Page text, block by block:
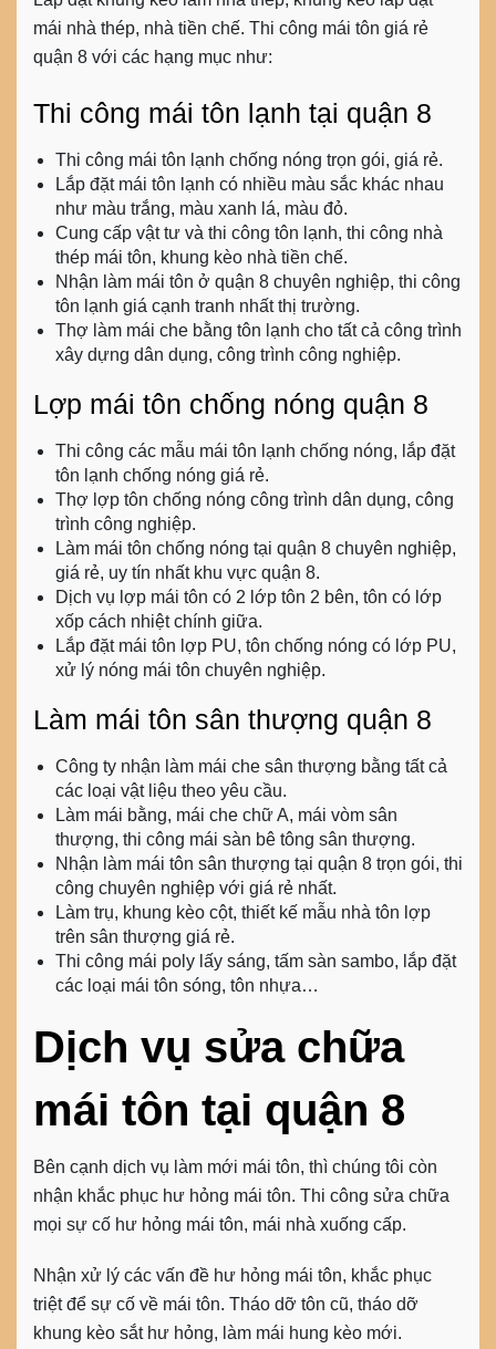
mái nhà thép, nhà tiền chế. Thi công mái tôn giá rẻ
quận 8 với các hạng mục như:
Thi công mái tôn lạnh tại quận 8
Thi công mái tôn lạnh chống nóng trọn gói, giá rẻ.
Lắp đặt mái tôn lạnh có nhiều màu sắc khác nhau
như màu trắng, màu xanh lá, màu đỏ.
Cung cấp vật tư và thi công tôn lạnh, thi công nhà
thép mái tôn, khung kèo nhà tiền chế.
Nhận làm mái tôn ở quận 8 chuyên nghiệp, thi công
tôn lạnh giá cạnh tranh nhất thị trường.
Thợ làm mái che bằng tôn lạnh cho tất cả công trình
xây dựng dân dụng, công trình công nghiệp.
Lợp mái tôn chống nóng quận 8
Thi công các mẫu mái tôn lạnh chống nóng, lắp đặt
tôn lạnh chống nóng giá rẻ.
Thợ lợp tôn chống nóng công trình dân dụng, công
trình công nghiệp.
Làm mái tôn chống nóng tại quận 8 chuyên nghiệp,
giá rẻ, uy tín nhất khu vực quận 8.
Dịch vụ lợp mái tôn có 2 lớp tôn 2 bên, tôn có lớp
xốp cách nhiệt chính giữa.
Lắp đặt mái tôn lợp PU, tôn chống nóng có lớp PU,
xử lý nóng mái tôn chuyên nghiệp.
Làm mái tôn sân thượng quận 8
Công ty nhận làm mái che sân thượng bằng tất cả
các loại vật liệu theo yêu cầu.
Làm mái bằng, mái che chữ A, mái vòm sân
thượng, thi công mái sàn bê tông sân thượng.
Nhận làm mái tôn sân thượng tại quận 8 trọn gói, thi
công chuyên nghiệp với giá rẻ nhất.
Làm trụ, khung kèo cột, thiết kế mẫu nhà tôn lợp
trên sân thượng giá rẻ.
Thi công mái poly lấy sáng, tấm sàn sambo, lắp đặt
các loại mái tôn sóng, tôn nhựa…
Dịch vụ sửa chữa
mái tôn tại quận 8
Bên cạnh dịch vụ làm mới mái tôn, thì chúng tôi còn
nhận khắc phục hư hỏng mái tôn. Thi công sửa chữa
mọi sự cố hư hỏng mái tôn, mái nhà xuống cấp.
Nhận xử lý các vấn đề hư hỏng mái tôn, khắc phục
triệt để sự cố về mái tôn. Tháo dỡ tôn cũ, tháo dỡ
khung kèo sắt hư hỏng, làm mái hung kèo mới.